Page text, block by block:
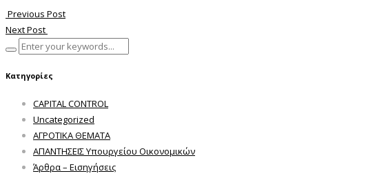
Previous Post
Next Post
Κατηγορίες
CAPITAL CONTROL
Uncategorized
ΑΓΡΟΤΙΚΑ ΘΕΜΑΤΑ
ΑΠΑΝΤΗΣΕΙΣ Υπουργείου Οικονομικών
Άρθρα – Εισηγήσεις